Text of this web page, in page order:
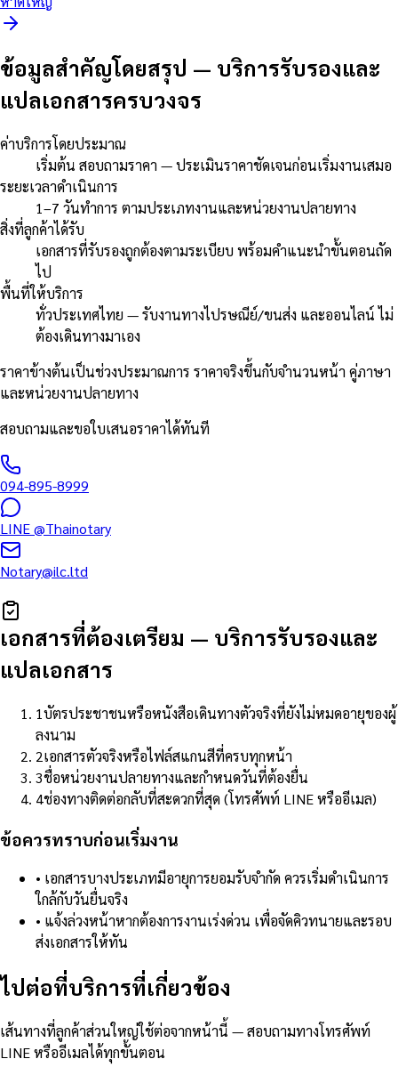
ข้อมูลสำคัญโดยสรุป — บริการรับรองและ
แปลเอกสารครบวงจร
ค่าบริการโดยประมาณ
เริ่มต้น สอบถามราคา — ประเมินราคาชัดเจนก่อนเริ่มงานเสมอ
ระยะเวลาดำเนินการ
1–7 วันทำการ ตามประเภทงานและหน่วยงานปลายทาง
สิ่งที่ลูกค้าได้รับ
เอกสารที่รับรองถูกต้องตามระเบียบ พร้อมคำแนะนำขั้นตอนถัด
ไป
พื้นที่ให้บริการ
ทั่วประเทศไทย — รับงานทางไปรษณีย์/ขนส่ง และออนไลน์ ไม่
ต้องเดินทางมาเอง
ราคาข้างต้นเป็นช่วงประมาณการ ราคาจริงขึ้นกับจำนวนหน้า คู่ภาษา
และหน่วยงานปลายทาง
สอบถามและขอใบเสนอราคาได้ทันที
094-895-8999
LINE@Thainotary
Notary@ilc.ltd
เอกสารที่ต้องเตรียม — บริการรับรองและ
แปลเอกสาร
1บัตรประชาชนหรือหนังสือเดินทางตัวจริงที่ยังไม่หมดอายุของผู้
ลงนาม
2เอกสารตัวจริงหรือไฟล์สแกนสีที่ครบทุกหน้า
3ชื่อหน่วยงานปลายทางและกำหนดวันที่ต้องยื่น
4ช่องทางติดต่อกลับที่สะดวกที่สุด (โทรศัพท์ LINE หรืออีเมล)
ข้อควรทราบก่อนเริ่มงาน
• เอกสารบางประเภทมีอายุการยอมรับจำกัด ควรเริ่มดำเนินการ
ใกล้กับวันยื่นจริง
• แจ้งล่วงหน้าหากต้องการงานเร่งด่วน เพื่อจัดคิวทนายและรอบ
ส่งเอกสารให้ทัน
ไปต่อที่บริการที่เกี่ยวข้อง
เส้นทางที่ลูกค้าส่วนใหญ่ใช้ต่อจากหน้านี้ — สอบถามทางโทรศัพท์
LINE หรืออีเมลได้ทุกขั้นตอน